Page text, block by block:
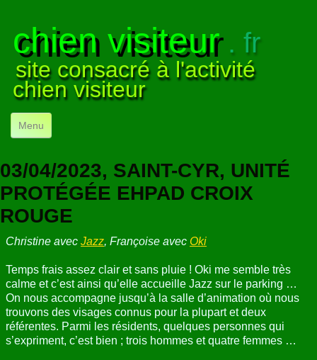
chien visiteur. fr
site consacré à l'activité
chien visiteur
Menu
NOS VISITES
NOTRE ACTIVITÉ
POUR DÉBUTER▼
COMPRENDRE LE CHIEN▼
ANNUAIRE
03/04/2023, SAINT-CYR, UNITÉ
PROTÉGÉE EHPAD CROIX
ROUGE
Christine avec Jazz, Françoise avec Oki
Temps frais assez clair et sans pluie ! Oki me semble très
calme et c’est ainsi qu’elle accueille Jazz sur le parking …
On nous accompagne jusqu’à la salle d’animation où nous
trouvons des visages connus pour la plupart et deux
référentes. Parmi les résidents, quelques personnes qui
s’expriment, c’est bien ; trois hommes et quatre femmes …